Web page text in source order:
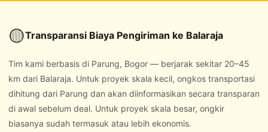
🟡Transparansi Biaya Pengiriman ke Balaraja
Tim kami berbasis di Parung, Bogor — berjarak sekitar 20–45
km dari Balaraja. Untuk proyek skala kecil, ongkos transportasi
dihitung dari Parung dan akan diinformasikan secara transparan
di awal sebelum deal. Untuk proyek skala besar, ongkir
biasanya sudah termasuk atau lebih ekonomis.